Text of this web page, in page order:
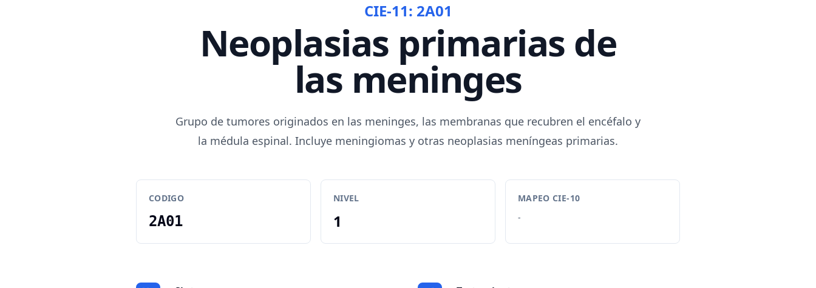
CIE-11: 2A01
Neoplasias primarias de
las meninges
Grupo de tumores originados en las meninges, las membranas que recubren el encéfalo y
la médula espinal. Incluye meningiomas y otras neoplasias meníngeas primarias.
CODIGO
2A01
NIVEL
1
MAPEO CIE-10
-